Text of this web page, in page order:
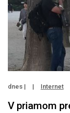
dnes | | Internet
V priamom